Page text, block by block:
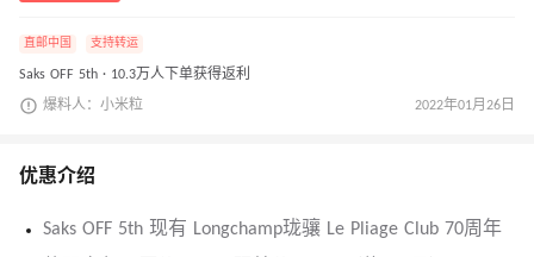
直邮中国 支持转运
Saks OFF 5th · 10.3万人下单获得返利
爆料人：小米粒 2022年01月26日
优惠介绍
Saks OFF 5th 现有 Longchamp珑骧 Le Pliage Club 70周年